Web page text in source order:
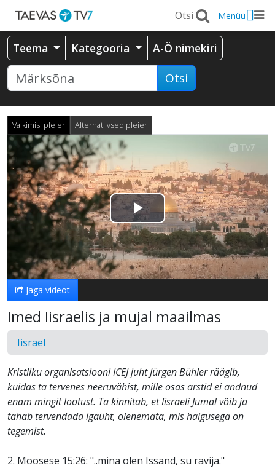
Menüü
Teema Kategooria A-Ö nimekiri
Otsi
Vaikimisi pleier Alternatiivsed pleier
Esita
video
Jaga videot
Imed Iisraelis ja mujal maailmas
Iisrael
Kristliku organisatsiooni ICEJ juht Jürgen Bühler räägib,
kuidas ta tervenes neeruvähist, mille osas arstid ei andnud
enam mingit lootust. Ta kinnitab, et Iisraeli Jumal võib ja
tahab tervendada igaüht, olenemata, mis haigusega on
tegemist.
2. Moosese 15:26: "..mina olen Issand, su ravija."